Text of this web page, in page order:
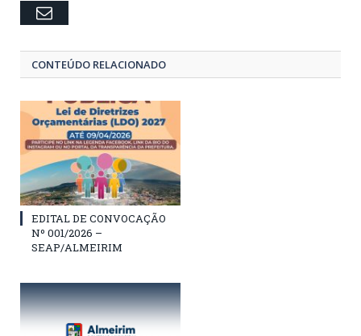
Email
CONTEÚDO RELACIONADO
EDITAL DE CONVOCAÇÃO
Nº 001/2026 –
SEAP/ALMEIRIM